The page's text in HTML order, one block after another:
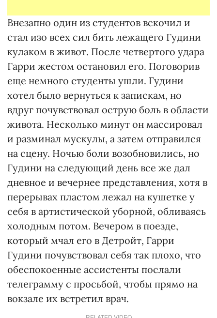
Внезапно один из студентов вскочил и
стал изо всех сил бить лежащего Гудини
кулаком в живот. После четвертого удара
Гарри жестом остановил его. Поговорив
еще немного студенты ушли. Гудини
хотел было вернуться к запискам, но
вдруг почувствовал острую боль в области
живота. Несколько минут он массировал
и разминал мускулы, а затем отправился
на сцену. Ночью боли возобновились, но
Гудини на следующий день все же дал
дневное и вечернее представления, хотя в
перерывах пластом лежал на кушетке у
себя в артистической уборной, обливаясь
холодным потом. Вечером в поезде,
который мчал его в Детройт, Гарри
Гудини почувствовал себя так плохо, что
обеспокоенные ассистенты послали
телеграмму с просьбой, чтобы прямо на
вокзале их встретил врач.